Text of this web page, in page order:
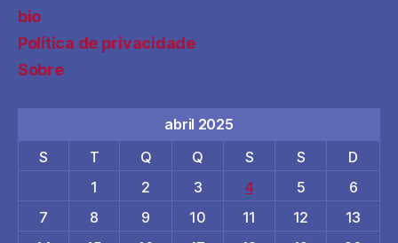
bio
Política de privacidade
Sobre
abril 2025
S
T Q Q S S
D
1
2 3 4 5
6
7
8 9 10 11 12
13